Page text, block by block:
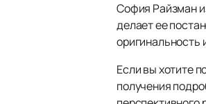
София Райзман
делает ее
оригинальность
Если вы хотите
получения